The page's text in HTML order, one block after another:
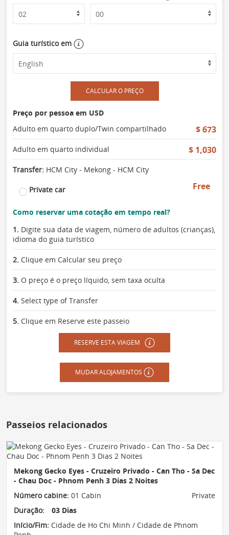
Guia turístico em
CALCULAR O PREÇO
Preço por pessoa em USD
Adulto em quarto duplo/Twin compartilhado
$ 673
Adulto em quarto individual $ 1,030
Transfer: HCM City - Mekong - HCM City
Private car Free
Como reservar uma cotação em tempo real?
1. Digite sua data de viagem, número de adultos (crianças),
idioma do guia turístico
2. Clique em Calcular seu preço
3. O preço é o preço líquido, sem taxa oculta
4. Select type of Transfer
5. Clique em Reserve este passeio
RESERVE ESTA VIAGEM
MUDAR ALOJAMENTOS
Passeios relacionados
Mekong Gecko Eyes - Cruzeiro Privado - Can Tho - Sa Dec
- Chau Doc - Phnom Penh 3 Dias 2 Noites
Número cabine: 01 Cabin
Private
Duração:
03 Dias
Início/Fim: Cidade de Ho Chi Minh / Cidade de Phnom